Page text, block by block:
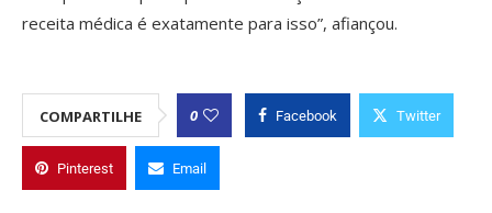
receita médica é exatamente para isso”, afiançou.
COMPARTILHE 0 Facebook Twitter
Pinterest Email